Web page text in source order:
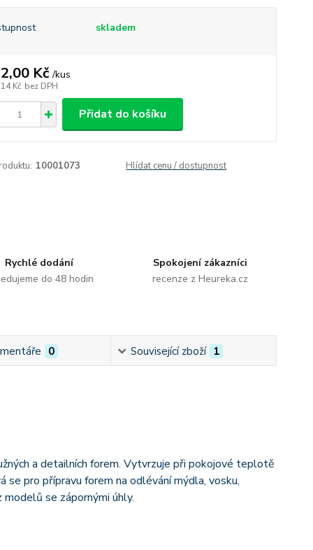
skladem
Kč /kus
Kč bez DPH
Přidat do košíku
10001073 Hlídat cenu / dostupnost
Rychlé dodání
do 48 hodin
Spokojení zákazníci
recenze z Heureka.cz
0 Související zboží 1
a detailních forem. Vytvrzuje při pokojové teplotě
pro přípravu forem na odlévání mýdla, vosku,
se zápornými úhly.